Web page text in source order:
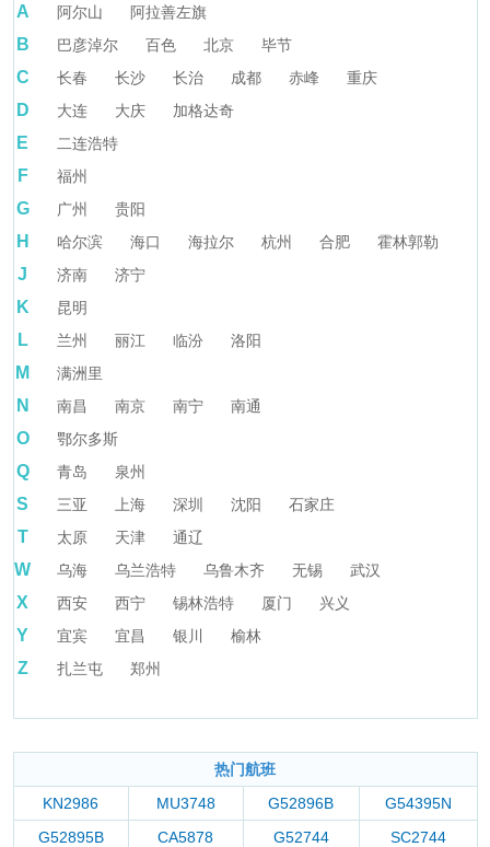
A 阿尔山 阿拉善左旗
B 巴彦淖尔 百色 北京 毕节
C 长春 长沙 长治 成都 赤峰 重庆
D 大连 大庆 加格达奇
E 二连浩特
F 福州
G 广州 贵阳
H 哈尔滨 海口 海拉尔 杭州 合肥 霍林郭勒
J 济南 济宁
K 昆明
L 兰州 丽江 临汾 洛阳
M 满洲里
N 南昌 南京 南宁 南通
O 鄂尔多斯
Q 青岛 泉州
S 三亚 上海 深圳 沈阳 石家庄
T 太原 天津 通辽
W 乌海 乌兰浩特 乌鲁木齐 无锡 武汉
X 西安 西宁 锡林浩特 厦门 兴义
Y 宜宾 宜昌 银川 榆林
Z 扎兰屯 郑州
热门航班
KN2986
MU3748 G52896B
G54395N
G52895B
CA5878 G52744
SC2744